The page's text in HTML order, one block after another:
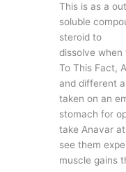
This is as a
soluble
steroid to
dissolve
To This Fact,
and different
taken on an
stomach for
take Anavar
see them
muscle gains